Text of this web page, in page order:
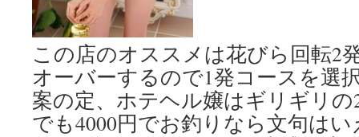
この店のオススメは花びら回転2
オーバーするので1発コースを選
案の定、ホテヘル嬢はギリギリの
でも4000円でお釣りなら文句は